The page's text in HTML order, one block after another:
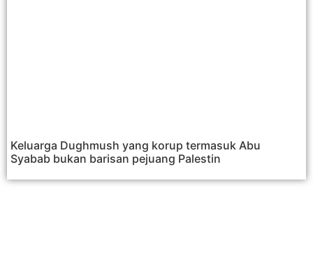
Keluarga Dughmush yang korup termasuk Abu
Syabab bukan barisan pejuang Palestin